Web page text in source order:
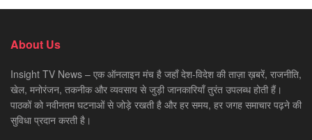
About Us
Insight TV News – एक ऑनलाइन मंच है जहाँ देश-विदेश की ताज़ा ख़बरें, राजनीति,
खेल, मनोरंजन, तकनीक और व्यवसाय से जुड़ी जानकारियाँ तुरंत उपलब्ध होती हैं।
पाठकों को नवीनतम घटनाओं से जोड़े रखती है और हर समय, हर जगह समाचार पढ़ने की
सुविधा प्रदान करती है।